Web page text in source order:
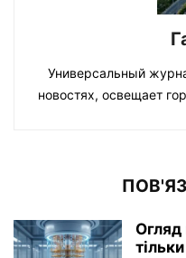
Универсальный
новостях, освещает
Огляд